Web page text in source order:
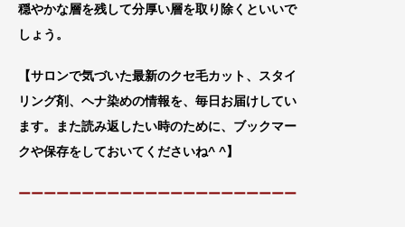
穏やかな層を残して分厚い層を取り除くといいで
しょう。
【サロンで気づいた最新のクセ毛カット、スタイ
リング剤、ヘナ染めの情報を、毎日お届けしてい
ます。また読み返したい時のために、ブックマー
クや保存をしておいてくださいね^ ^】
ーーーーーーーーーーーーーーーーーーーーーー